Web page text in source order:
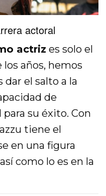
actoral
actriz es solo el
años, hemos
el salto a la
de
su éxito. Con
tiene el
en una figura
como lo es en la